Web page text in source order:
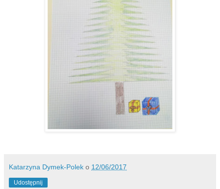
Katarzyna Dymek-Polek o 12/06/2017
Udostępnij